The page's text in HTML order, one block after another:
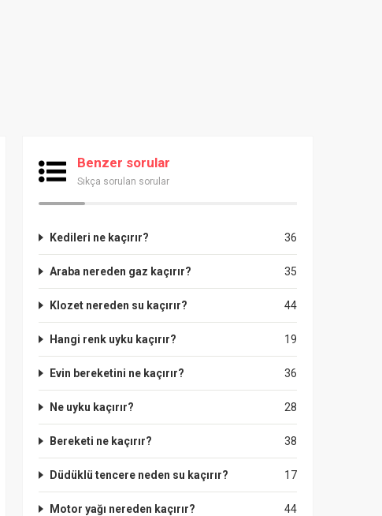
Benzer sorular
Sıkça sorulan sorular
36
Kedileri ne kaçırır?
35
Araba nereden gaz kaçırır?
44
Klozet nereden su kaçırır?
19
Hangi renk uyku kaçırır?
36
Evin bereketini ne kaçırır?
28
Ne uyku kaçırır?
38
Bereketi ne kaçırır?
17
Düdüklü tencere neden su kaçırır?
44
Motor yağı nereden kaçırır?